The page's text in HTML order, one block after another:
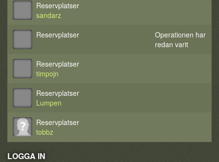
Reservplatser
sandarz
Reservplatser
Operationen har
redan varit
Reservplatser
timpojn
Reservplatser
Lumpen
Reservplatser
tobbz
LOGGA IN